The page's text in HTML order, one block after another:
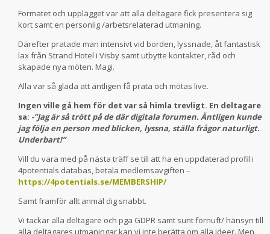
Formatet och upplägget var att alla deltagare fick presentera sig
kort samt en personlig /arbetsrelaterad utmaning.
Därefter pratade man intensivt vid borden, lyssnade, åt fantastisk
lax från Strand Hotel i Visby samt utbytte kontakter, råd och
skapade nya möten. Magi.
Alla var så glada att äntligen få prata och mötas live.
Ingen ville gå hem för det var så himla trevligt. En deltagare
sa: -”Jag är så trött på de där digitala forumen. Äntligen kunde
jag följa en person med blicken, lyssna, ställa frågor naturligt.
Underbart!”
Vill du vara med på nästa träff se till att ha en uppdaterad profil i
4potentials databas, betala medlemsavgiften –
https://4potentials.se/MEMBERSHIP/
Samt framför allt anmäl dig snabbt.
Vi tackar alla deltagare och pga GDPR samt sunt förnuft/ hänsyn till
alla deltagares utmaningar kan vi inte berätta om alla ideer. Men